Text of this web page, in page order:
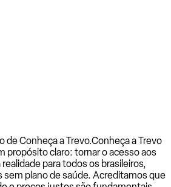
de Conheça a Trevo.Conheça a Trevo
propósito claro: tornar o acesso aos
para todos os brasileiros,
plano de saúde. Acreditamos que